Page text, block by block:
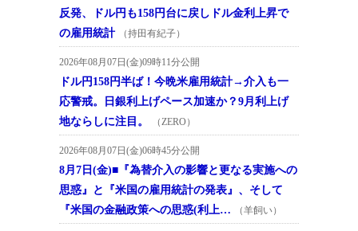
反発、ドル円も158円台に戻しドル金利上昇で
の雇用統計
（持田有紀子）
2026年08月07日(金)09時11分公開
ドル円158円半ば！今晩米雇用統計→介入も一
応警戒。日銀利上げペース加速か？9月利上げ
地ならしに注目。
（ZERO）
2026年08月07日(金)06時45分公開
8月7日(金)■『為替介入の影響と更なる実施への
思惑』と『米国の雇用統計の発表』、そして
『米国の金融政策への思惑(利上…
（羊飼い）